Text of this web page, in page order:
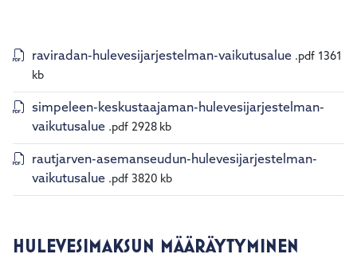
raviradan-hulevesijarjestelman-vaikutusalue .pdf 1361
kb
simpeleen-keskustaajaman-hulevesijarjestelman-
vaikutusalue .pdf 2928 kb
rautjarven-asemanseudun-hulevesijarjestelman-
vaikutusalue .pdf 3820 kb
HULEVESIMAKSUN MÄÄRÄYTYMINEN